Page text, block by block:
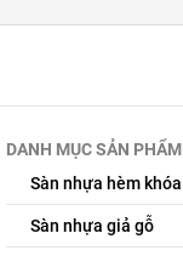
DANH MỤC SẢN PHẨM
Sàn nhựa hèm khóa
Sàn nhựa giả gỗ